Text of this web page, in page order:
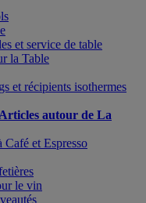
et service de table
la Table
et récipients isothermes
autour de La
Café et Espresso
le vin